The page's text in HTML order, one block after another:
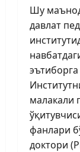
Шу
давлат
малакали
фанлари
доктори